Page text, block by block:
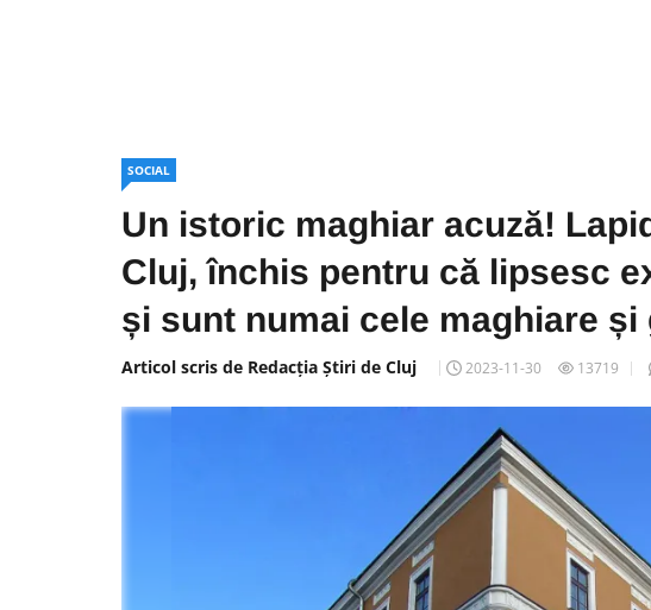
SOCIAL
Un istoric maghiar acuză!
Cluj, închis pentru că lipsesc
și sunt numai cele maghiare și
Articol scris de Redacția Știri de Cluj 2023-11-30 13719